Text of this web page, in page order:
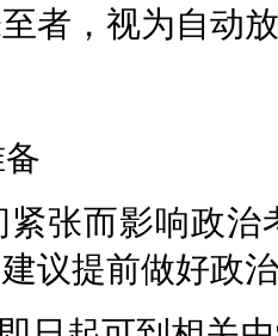
者，视为自动
备
紧张而影响政
议提前做好政